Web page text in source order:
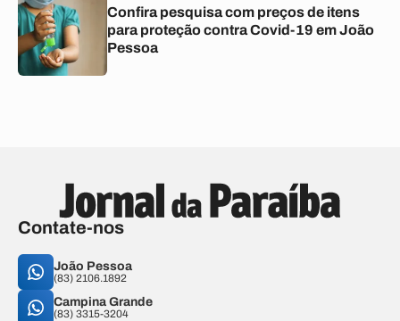
Confira pesquisa com preços de itens
para proteção contra Covid-19 em João
Pessoa
Contate-nos
João Pessoa
(83) 2106.1892
Campina Grande
(83) 3315-3204